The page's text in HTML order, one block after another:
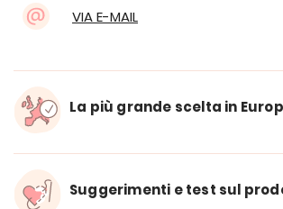
VIA E-MAIL
La più grande scelta in
Suggerimenti e test sul